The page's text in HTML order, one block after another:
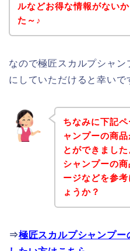
ルなどお得な情報がない
た～♪
なので極匠スカルプシャ
にしていただけると幸いで
ちなみに下記
ャンプーの商
とができまし
シャンプーの
ージなどを参
ょうか？
⇒極匠スカルプシャンプー